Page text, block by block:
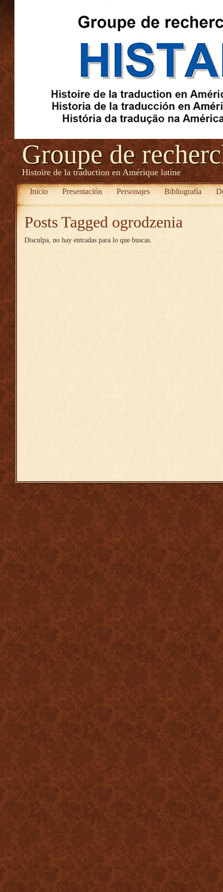
Groupe de
Histoire de la traduction en Amérique latine
Inicio Presentación Personajes Bibliografía
Posts Tagged ogrodzenia
Disculpa, no hay entradas para lo que buscas.